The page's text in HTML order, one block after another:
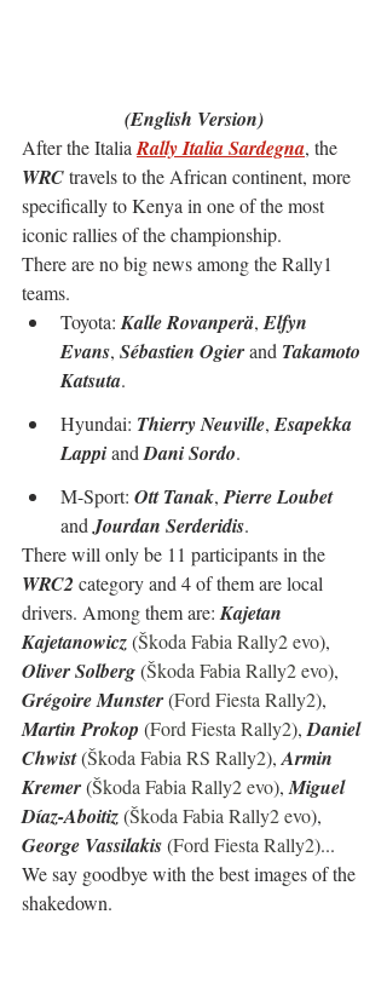
(English Version)
After the Italia Rally Italia Sardegna, the
WRC travels to the African continent, more
specifically to Kenya in one of the most
iconic rallies of the championship.
There are no big news among the Rally1
teams.
Toyota: Kalle Rovanperä, Elfyn
Evans, Sébastien Ogier and Takamoto
Katsuta.
Hyundai: Thierry Neuville, Esapekka
Lappi and Dani Sordo.
M-Sport: Ott Tanak, Pierre Loubet
and Jourdan Serderidis.
There will only be 11 participants in the
WRC2 category and 4 of them are local
drivers. Among them are: Kajetan
Kajetanowicz (Škoda Fabia Rally2 evo),
Oliver Solberg (Škoda Fabia Rally2 evo),
Grégoire Munster (Ford Fiesta Rally2),
Martin Prokop (Ford Fiesta Rally2), Daniel
Chwist (Škoda Fabia RS Rally2), Armin
Kremer (Škoda Fabia Rally2 evo), Miguel
Díaz-Aboitiz (Škoda Fabia Rally2 evo),
George Vassilakis (Ford Fiesta Rally2)...
We say goodbye with the best images of the
shakedown.